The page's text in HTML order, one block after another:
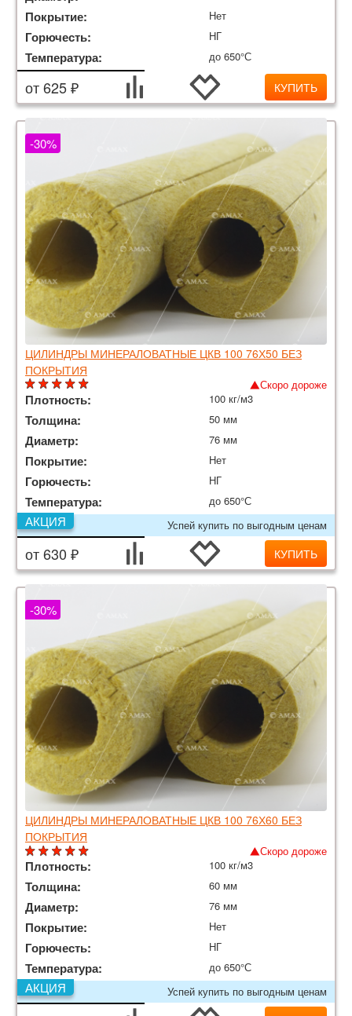
Покрытие: Нет
Горючесть: НГ
Температура: до 650°С
от 625 ₽ КУПИТЬ
ЦИЛИНДРЫ МИНЕРАЛОВАТНЫЕ ЦКВ 100 76Х50 БЕЗ
ПОКРЫТИЯ
-30%
Скоро дороже
Плотность: 100 кг/м3
Толщина: 50 мм
Диаметр: 76 мм
Покрытие: Нет
Горючесть: НГ
Температура:
до 650°С
Успей купить по выгодным ценам
АКЦИЯ
от 630 ₽ КУПИТЬ
ЦИЛИНДРЫ МИНЕРАЛОВАТНЫЕ ЦКВ 100 76Х60 БЕЗ
ПОКРЫТИЯ
-30%
Скоро дороже
Плотность: 100 кг/м3
Толщина: 60 мм
Диаметр: 76 мм
Покрытие: Нет
Горючесть: НГ
Температура:
до 650°С
Успей купить по выгодным ценам
АКЦИЯ